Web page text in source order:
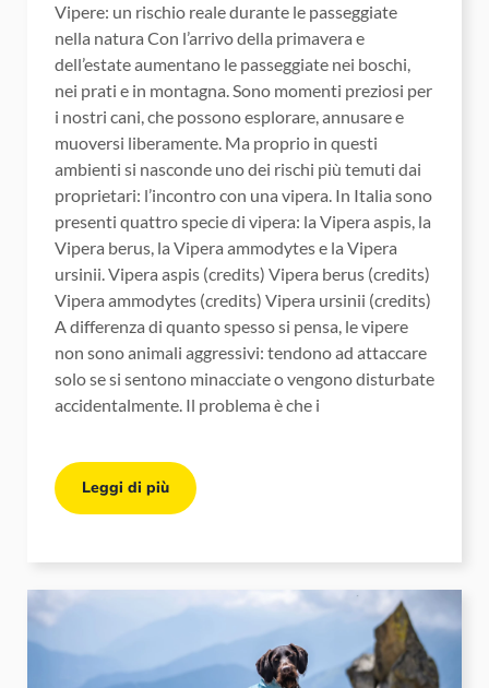
Vipere: un rischio reale durante le passeggiate
nella natura Con l’arrivo della primavera e
dell’estate aumentano le passeggiate nei boschi,
nei prati e in montagna. Sono momenti preziosi per
i nostri cani, che possono esplorare, annusare e
muoversi liberamente. Ma proprio in questi
ambienti si nasconde uno dei rischi più temuti dai
proprietari: l’incontro con una vipera. In Italia sono
presenti quattro specie di vipera: la Vipera aspis, la
Vipera berus, la Vipera ammodytes e la Vipera
ursinii. Vipera aspis (credits) Vipera berus (credits)
Vipera ammodytes (credits) Vipera ursinii (credits)
A differenza di quanto spesso si pensa, le vipere
non sono animali aggressivi: tendono ad attaccare
solo se si sentono minacciate o vengono disturbate
accidentalmente. Il problema è che i
Leggi di più